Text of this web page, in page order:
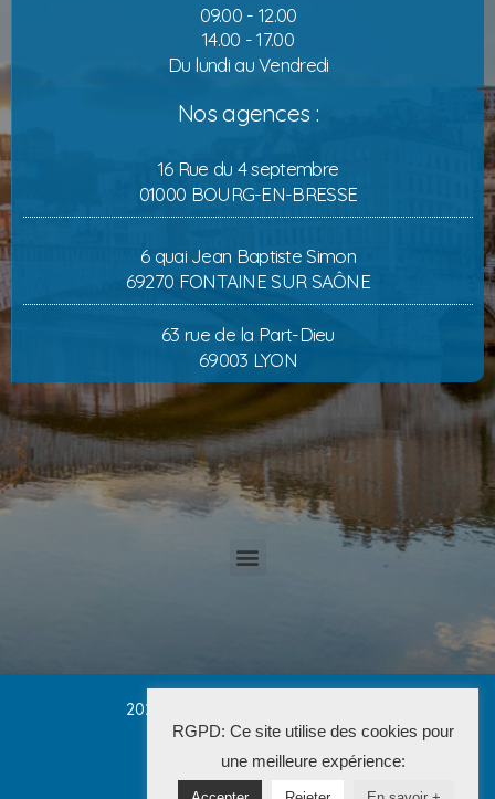
09.00 - 12.00
14.00 - 17.00
Du lundi au Vendredi
Nos agences :
16 Rue du 4 septembre
01000 BOURG-EN-BRESSE
6 quai Jean Baptiste Simon
69270 FONTAINE SUR SAÔNE
63 rue de la Part-Dieu
69003 LYON
2025 Cabinet PETRUCCI CONVERT
La Solution Immo
RGPD: Ce site utilise des cookies pour
une meilleure expérience: